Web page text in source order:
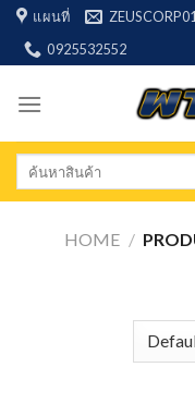
Skip
content
แผนที่
0925532552
Search
HOME /